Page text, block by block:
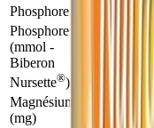
Phosphore (mg)
Phosphore
(mmol -
Biberon
Nursette®)
Magnésium
(mg)
5,4